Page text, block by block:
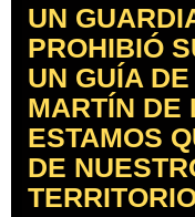
UN
PROHIBIÓ
UN GUÍA
MARTÍN DE
ESTAMOS
DE